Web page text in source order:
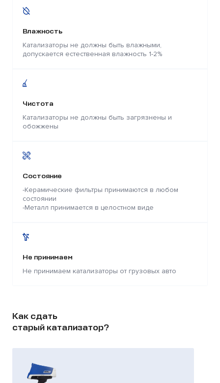
Влажность
Катализаторы не должны быть влажными,
допускается естественная влажность 1-2%
Чистота
Катализаторы не должны быть загрязнены и
обожжены
Состояние
-Керамические фильтры принимаются в любом
состоянии
-Металл принимается в целостном виде
Не принимаем
Не принимаем катализаторы от грузовых авто
Как сдать
старый катализатор?